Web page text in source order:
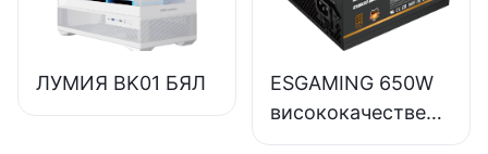
ЛУМИЯ BK01 БЯЛ
ESGAMING 650W
висококачествено
захранване за